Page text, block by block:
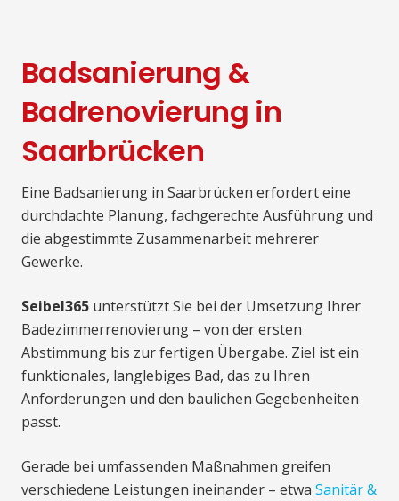
Badsanierung &
Badrenovierung in
Saarbrücken
Eine Badsanierung in Saarbrücken erfordert eine
durchdachte Planung, fachgerechte Ausführung und
die abgestimmte Zusammenarbeit mehrerer
Gewerke.
Seibel365 unterstützt Sie bei der Umsetzung Ihrer
Badezimmerrenovierung – von der ersten
Abstimmung bis zur fertigen Übergabe. Ziel ist ein
funktionales, langlebiges Bad, das zu Ihren
Anforderungen und den baulichen Gegebenheiten
passt.
Gerade bei umfassenden Maßnahmen greifen
verschiedene Leistungen ineinander – etwa Sanitär &